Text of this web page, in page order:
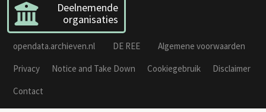
Deelnemende
organisaties
opendata.archieven.nl DE REE
Algemene voorwaarden
Privacy
Notice and Take Down Cookiegebruik
Disclaimer
Contact